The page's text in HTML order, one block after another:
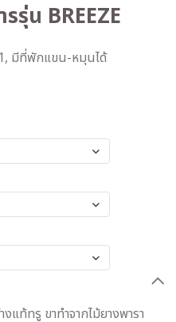
รุ่น BREEZE
มีที่พักแขน-หมุนได้
แท้ทรู ขาทำจากไม้ยางพารา